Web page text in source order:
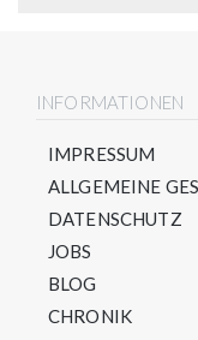
INFORMATIONEN
IMPRESSUM
ALLGEMEINE
DATENSCHUTZ
JOBS
BLOG
CHRONIK